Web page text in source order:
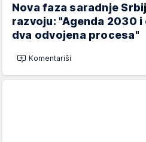
Nova faza saradnje
razvoju: "Agenda 2030
dva odvojena procesa"
Komentariši